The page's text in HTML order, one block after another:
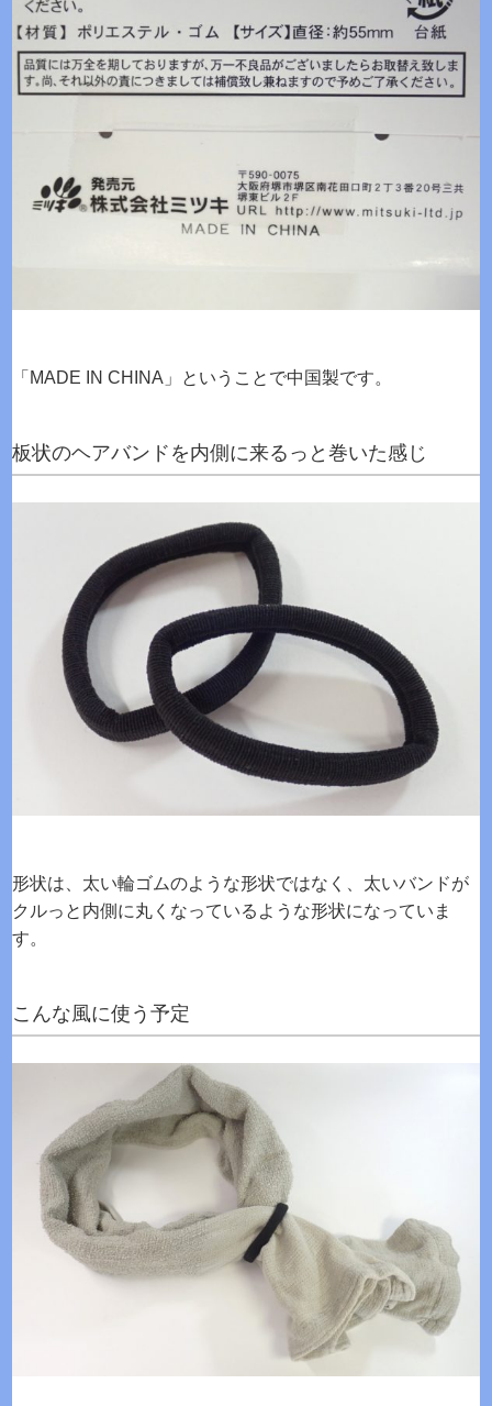
「MADE IN CHINA」ということで中国製です。
板状のヘアバンドを内側に来るっと巻いた感じ
形状は、太い輪ゴムのような形状ではなく、太いバンドが
クルっと内側に丸くなっているような形状になっていま
す。
こんな風に使う予定